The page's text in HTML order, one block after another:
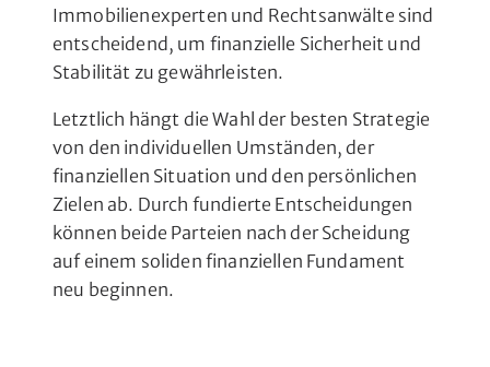
Immobilienexperten und Rechtsanwälte sind
entscheidend, um finanzielle Sicherheit und
Stabilität zu gewährleisten.
Letztlich hängt die Wahl der besten Strategie
von den individuellen Umständen, der
finanziellen Situation und den persönlichen
Zielen ab. Durch fundierte Entscheidungen
können beide Parteien nach der Scheidung
auf einem soliden finanziellen Fundament
neu beginnen.